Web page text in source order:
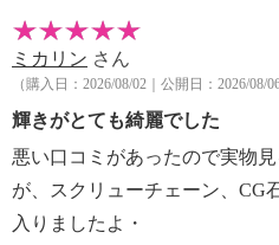
・米国製
ミカリン さん
（購入日：2026/08/02｜公開日：2026/08/06
輝きがとても綺麗でした
悪い口コミがあったので実物
が、スクリューチェーン、CG
入りましたよ・